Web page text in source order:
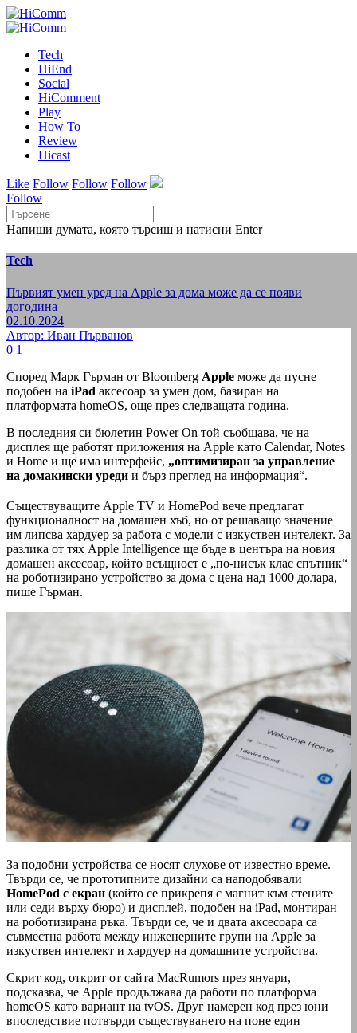
Tech
HiEnd
Social
HiComment
Play
How To
Review
Hicast
Like Follow Follow Follow
Follow
Напиши думата, която търсиш и натисни Enter
Tech
Първият умен уред на Apple за дома може да се появи
догодина
02.10.2024
Автор: Иван Първанов
0 1
Според Марк Гърман от Bloomberg Apple може да пусне
подобен на iPad аксесоар за умен дом, базиран на
платформата homeOS, още през следващата година.
В последния си бюлетин Power On той съобщава, че на
дисплея ще работят приложения на Apple като Calendar, Notes
и Home и ще има интерфейс, „оптимизиран за управление
на домакински уреди и бърз преглед на информация“.
Съществуващите Apple TV и HomePod вече предлагат
функционалност на домашен хъб, но от решаващо значение
им липсва хардуер за работа с модели с изкуствен интелект. За
разлика от тях Apple Intelligence ще бъде в центъра на новия
домашен аксесоар, който всъщност е „по-нисък клас спътник“
на роботизирано устройство за дома с цена над 1000 долара,
пише Гърман.
За подобни устройства се носят слухове от известно време.
Твърди се, че прототипните дизайни са наподобявали
HomePod с екран (който се прикрепя с магнит към стените
или седи върху бюро) и дисплей, подобен на iPad, монтиран
на роботизирана ръка. Твърди се, че и двата аксесоара са
съвместна работа между инженерните групи на Apple за
изкуствен интелект и хардуер на домашните устройства.
Скрит код, открит от сайта MacRumors през януари,
подсказва, че Apple продължава да работи по платформа
homeOS като вариант на tvOS. Друг намерен код през юни
впоследствие потвърди съществуването на поне един